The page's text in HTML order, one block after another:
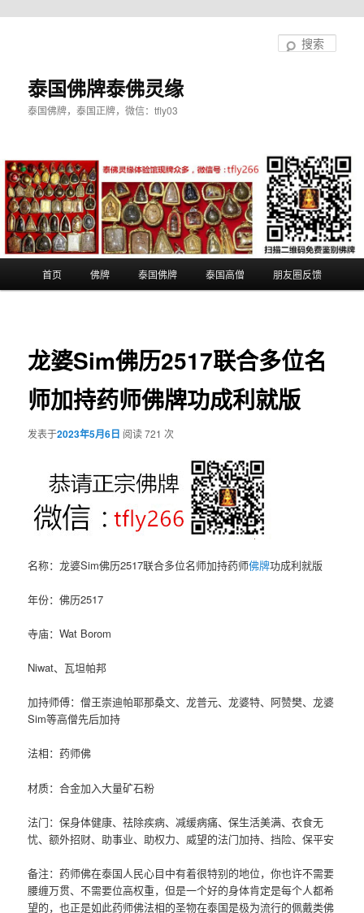
泰国佛牌泰佛灵缘
泰国佛牌，泰国正牌，微信：tfly03
首页 佛牌 泰国佛牌 泰国高僧 朋友圈反馈
龙婆Sim佛历2517联合多位名
师加持药师佛牌功成利就版
发表于2023年5月6日 阅读 721 次
名称：龙婆Sim佛历2517联合多位名师加持药师佛牌功成利就版
年份：佛历2517
寺庙：Wat Borom
Niwat、瓦坦帕邦
加持师傅：僧王崇迪帕耶那桑文、龙普元、龙婆特、阿赞樊、龙婆
Sim等高僧先后加持
法相：药师佛
材质：合金加入大量矿石粉
法门：保身体健康、祛除疾病、减缓病痛、保生活美满、衣食无
忧、额外招财、助事业、助权力、威望的法门加持、挡险、保平安
备注：药师佛在泰国人民心目中有着很特别的地位，你也许不需要
腰缠万贯、不需要位高权重，但是一个好的身体肯定是每个人都希
望的，也正是如此药师佛法相的圣物在泰国是极为流行的佩戴类佛